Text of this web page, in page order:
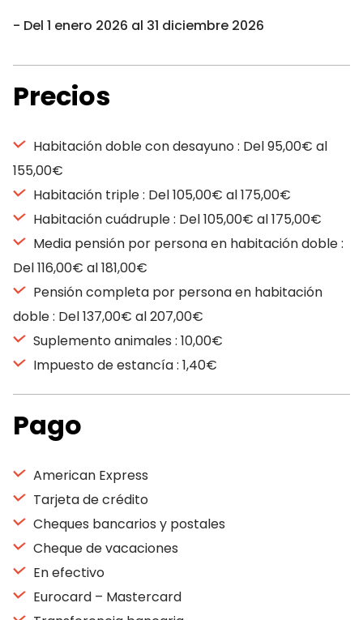
Del 1 enero 2026 al 31 diciembre 2026
Precios
Habitación doble con desayuno : Del 95,00€ al
155,00€
Habitación triple : Del 105,00€ al 175,00€
Habitación cuádruple : Del 105,00€ al 175,00€
Media pensión por persona en habitación doble :
Del 116,00€ al 181,00€
Pensión completa por persona en habitación
doble : Del 137,00€ al 207,00€
Suplemento animales : 10,00€
Impuesto de estancía : 1,40€
Pago
American Express
Tarjeta de crédito
Cheques bancarios y postales
Cheque de vacaciones
En efectivo
Eurocard – Mastercard